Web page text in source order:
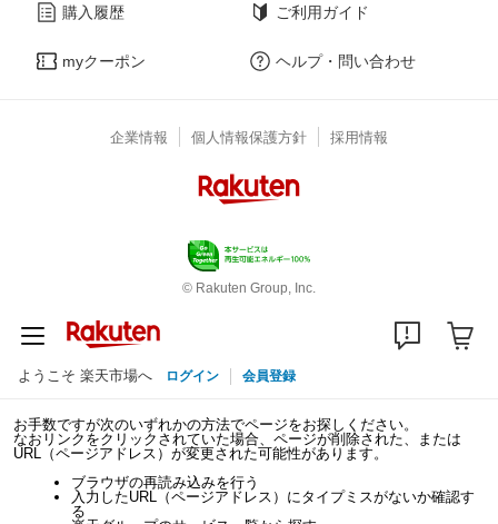
購入履歴
myクーポン
ご利用ガイド
ヘルプ・問い合わせ
企業情報 個人情報保護方針 採用情報
© Rakuten Group, Inc.
ようこそ 楽天市場へ ログイン 会員登録
お手数ですが次のいずれかの方法でページをお探しください。
なおリンクをクリックされていた場合、ページが削除された、または
URL（ページアドレス）が変更された可能性があります。
ブラウザの再読み込みを行う
入力したURL（ページアドレス）にタイプミスがないか確認す
る